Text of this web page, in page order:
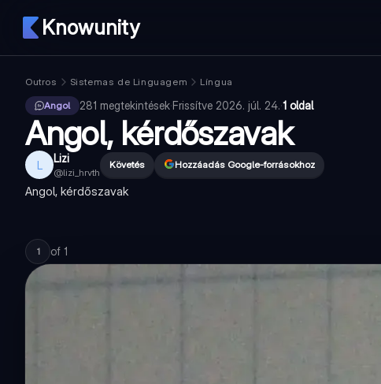
Knowunity
Outros Sistemas de Linguagem
Língua
Angol
281 megtekintések·Frissítve 2026. júl. 24.·1 oldal
Angol, kérdőszavak
L Lizi
@lizi_hrvth
Követés Hozzáadás Google-forrásokhoz
Angol, kérdőszavak
1 of 1